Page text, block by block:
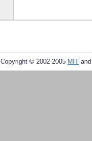
Copyright © 2002-2005 MIT